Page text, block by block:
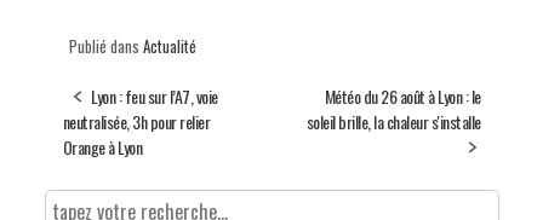
Publié dans Actualité
Lyon : feu sur l’A7, voie
neutralisée, 3h pour relier
Orange à Lyon
Météo du 26 août à Lyon : le
soleil brille, la chaleur s'installe